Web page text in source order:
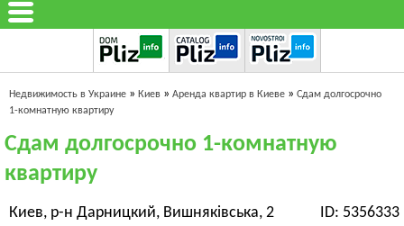
Недвижимость в Украине » Киев » Аренда квартир в Киеве » Сдам долгосрочно
1-комнатную квартиру
Сдам долгосрочно 1-комнатную
квартиру
Киев, р-н Дарницкий, Вишняківська, 2 ID: 5356333